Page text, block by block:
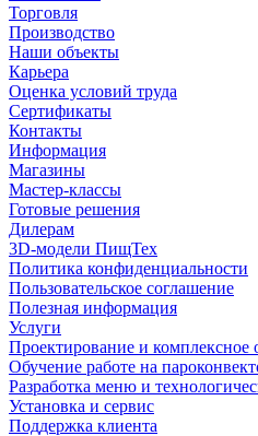
Торговля
Производство
Наши объекты
Карьера
Оценка условий труда
Сертификаты
Контакты
Информация
Магазины
Мастер-классы
Готовые решения
Дилерам
3D-модели ПищТех
Политика конфиденциальности
Пользовательское соглашение
Полезная информация
Услуги
Проектирование и комплексное
Обучение работе на
Разработка меню и
Установка и сервис
Поддержка клиента